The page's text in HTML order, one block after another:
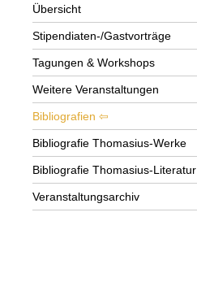
Übersicht
Stipendiaten-/Gastvorträge
Tagungen & Workshops
Weitere Veranstaltungen
Bibliografien
Bibliografie Thomasius-Werke
Bibliografie Thomasius-Literatur
Veranstaltungsarchiv